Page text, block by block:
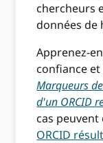
chercheurs
données de
Apprenez-
confiance
Marqueurs
d'un ORCID
cas
ORCID